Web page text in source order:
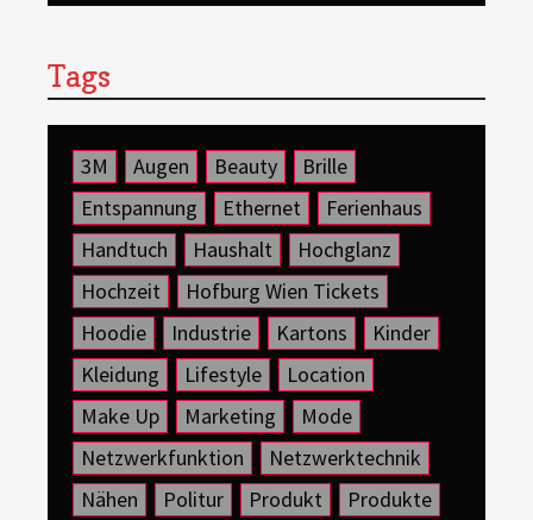
Tags
3M Augen Beauty
Brille
Entspannung
Ethernet
Ferienhaus
Handtuch
Haushalt
Hochglanz
Hochzeit
Hofburg Wien Tickets
Hoodie
Industrie Kartons
Kinder
Kleidung
Lifestyle
Location
Make Up
Marketing
Mode
Netzwerkfunktion
Netzwerktechnik
Nähen
Politur Produkt
Produkte